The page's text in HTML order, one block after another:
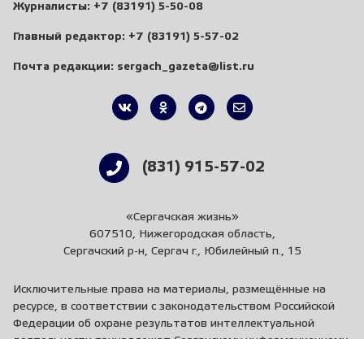
Журналисты: +7 (83191) 5-50-08
Главный редактор: +7 (83191) 5-57-02
Почта редакции: sergach_gazeta@list.ru
(831) 915-57-02
«Сергачская жизнь»
607510, Нижегородская область,
Сергачский р-н, Сергач г., Юбилейный п., 15
Исключительные права на материалы, размещённые на
ресурсе, в соответствии с законодательством Российской
Федерации об охране результатов интеллектуальной